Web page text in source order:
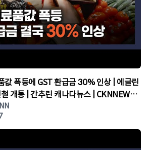
폭등에 GST 환급금 30% 인상 | 에글린
개통 | 간추린 캐나다뉴스 | CKNNEWS,